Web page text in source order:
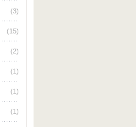
(3)
(15)
(2)
(1)
(1)
(1)